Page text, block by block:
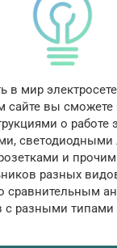
в мир
сайте вы сможете
о работе
светодиодными
и
разных
сравнительным
с разными